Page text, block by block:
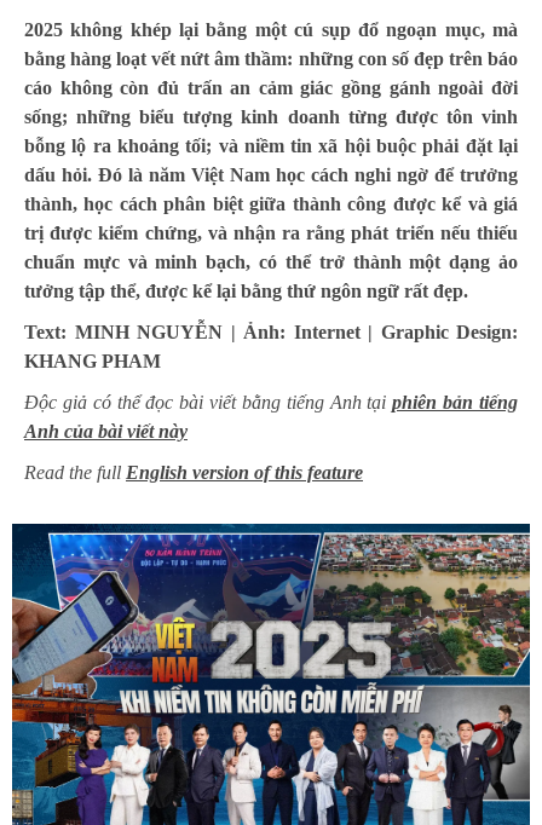
2025 không khép lại bằng một cú sụp đổ ngoạn mục, mà
bằng hàng loạt vết nứt âm thầm: những con số đẹp trên báo
cáo không còn đủ trấn an cảm giác gồng gánh ngoài đời
sống; những biểu tượng kinh doanh từng được tôn vinh
bỗng lộ ra khoảng tối; và niềm tin xã hội buộc phải đặt lại
dấu hỏi. Đó là năm Việt Nam học cách nghi ngờ để trưởng
thành, học cách phân biệt giữa thành công được kể và giá
trị được kiểm chứng, và nhận ra rằng phát triển nếu thiếu
chuẩn mực và minh bạch, có thể trở thành một dạng ảo
tưởng tập thể, được kể lại bằng thứ ngôn ngữ rất đẹp.
Text: MINH NGUYỄN | Ảnh: Internet | Graphic Design:
KHANG PHAM
Độc giả có thể đọc bài viết bằng tiếng Anh tạiphiên bản tiếng
Anh của bài viết này
Read the full English version of this feature